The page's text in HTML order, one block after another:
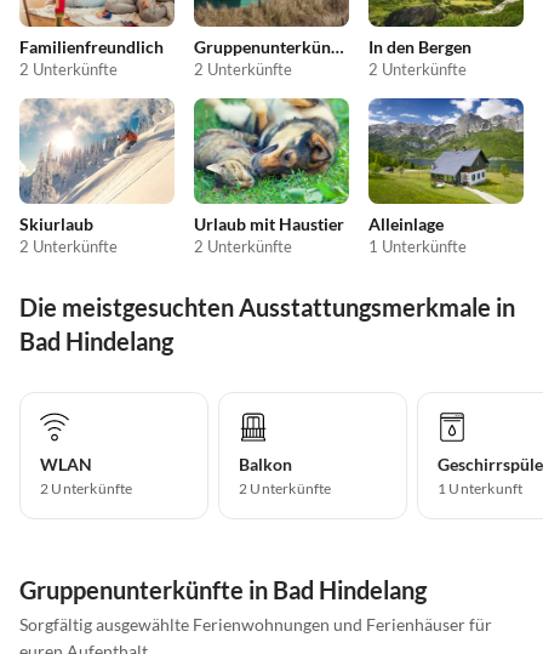
Familienfreundlich
2 Unterkünfte
Gruppenunterkünfte
2 Unterkünfte
In den Bergen
2 Unterkünfte
Skiurlaub
2 Unterkünfte
Urlaub mit Haustier
2 Unterkünfte
Alleinlage
1 Unterkünfte
Die meistgesuchten Ausstattungsmerkmale in
Bad Hindelang
WLAN
2 Unterkünfte
Balkon
2 Unterkünfte 1 Unterkunft
Gruppenunterkünfte in Bad Hindelang
Sorgfältig ausgewählte Ferienwohnungen und Ferienhäuser für